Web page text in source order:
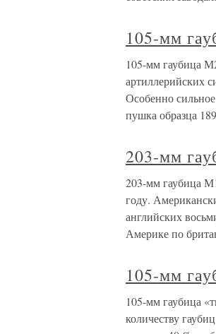
105-мм
105-мм гаубица
артиллерийских
Особенно
пушка образца
203-мм
203-мм гаубица
году.
английских
Америке по
105-мм
105-мм гаубица
количеству